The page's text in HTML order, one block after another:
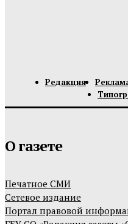
Редакция
О газете
Печатное СМИ
Сетевое издание
Портал правовой